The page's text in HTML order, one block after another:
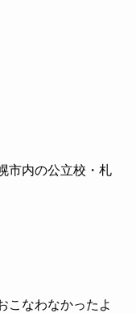
市内の公立校・札
こなわなかったよ